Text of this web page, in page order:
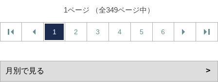
1ページ （全349ページ中）
1 2 3 4 5 6